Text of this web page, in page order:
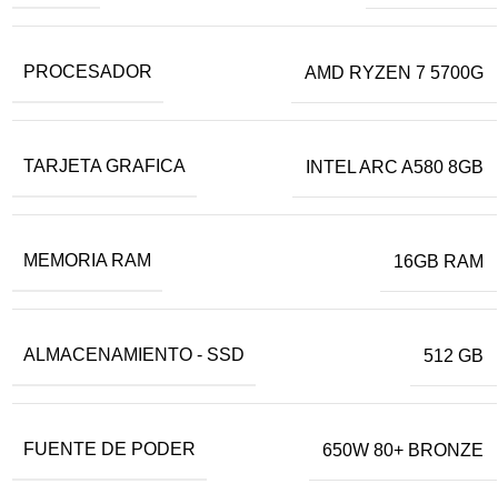
PROCESADOR AMD RYZEN 7 5700G
TARJETA GRAFICA INTEL ARC A580 8GB
MEMORIA RAM 16GB RAM
ALMACENAMIENTO - SSD 512 GB
FUENTE DE PODER 650W 80+ BRONZE